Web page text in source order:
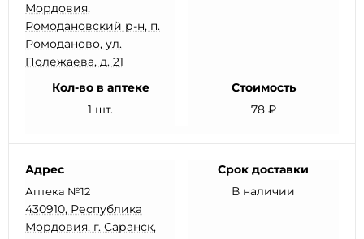
Мордовия,
Ромодановский р-н, п.
Ромоданово, ул.
Полежаева, д. 21
Кол-во в аптеке
1 шт.
Стоимость
78 ₽
Адрес
Аптека №12
430910, Республика
Мордовия, г. Саранск,
Срок доставки
В наличии